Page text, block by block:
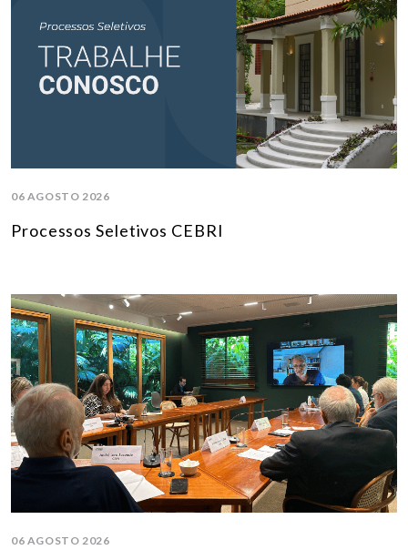
06 AGOSTO 2026
Processos Seletivos CEBRI
06 AGOSTO 2026